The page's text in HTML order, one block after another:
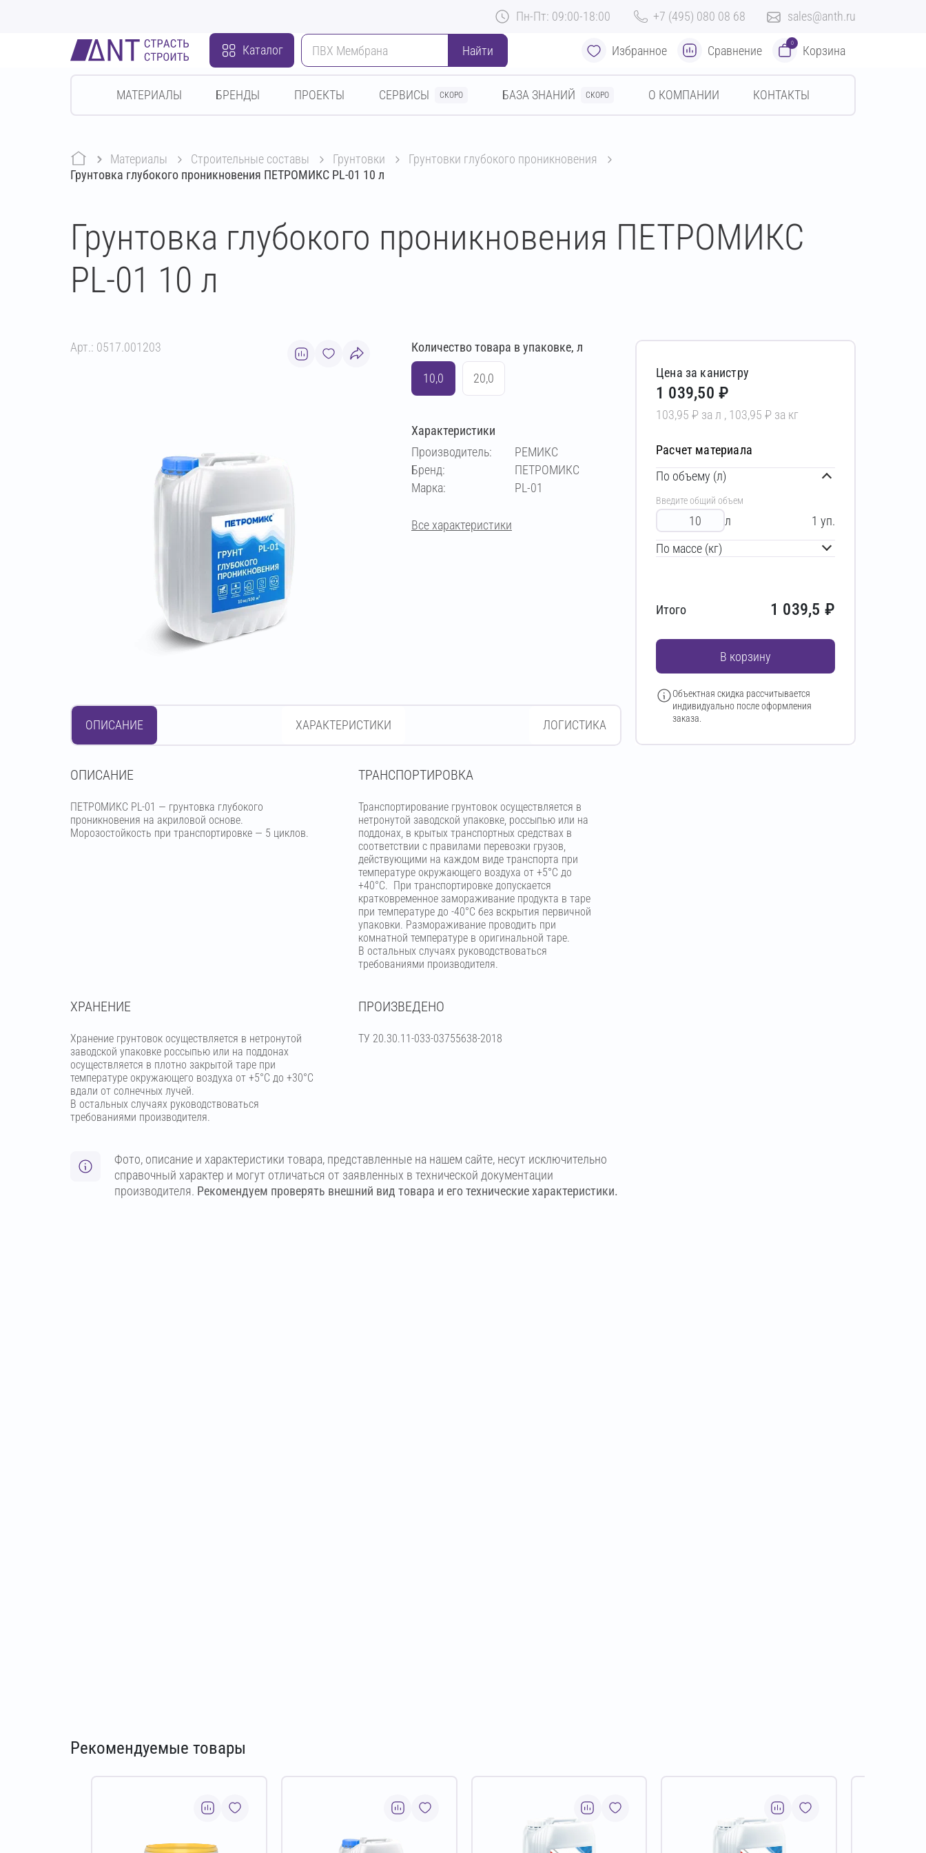
Пн-Пт: 09:00-18:00 +7 (495) 080 08 68 sales@anth.ru
Каталог Найти Избранное Сравнение
0
Корзина
МАТЕРИАЛЫ БРЕНДЫ ПРОЕКТЫ СЕРВИСЫ СКОРО БАЗА ЗНАНИЙ СКОРО О КОМПАНИИ КОНТАКТЫ
Материалы строительные составы грунтовки
грунтовки глубокого проникновения
Грунтовка глубокого проникновения ПЕТРОМИКС PL-01 10 л
Грунтовка глубокого проникновения ПЕТРОМИКС
PL-01 10 л
Арт.: 0517.001203 Количество товара в упаковке, л
10,0 20,0
Характеристики
Производитель:
РЕМИКС
Бренд:
ПЕТРОМИКС
Марка:
PL-01
Все характеристики
ОПИСАНИЕ ХАРАКТЕРИСТИКИ ЛОГИСТИКА
OПИСАНИЕ
ПЕТРОМИКС PL-01 — грунтовка глубокого
проникновения на акриловой основе.
Морозостойкость при транспортировке — 5 циклов.
ТРАНСПОРТИРОВКА
Транспортирование грунтовок осуществляется в
нетронутой заводской упаковке, россыпью или на
поддонах, в крытых транспортных средствах в
соответствии с правилами перевозки грузов,
действующими на каждом виде транспорта при
температуре окружающего воздуха от +5°С до
+40°С. При транспортировке допускается
кратковременное замораживание продукта в таре
при температуре до -40°С без вскрытия первичной
упаковки. Размораживание проводить при
комнатной температуре в оригинальной таре.
В остальных случаях руководствоваться
требованиями производителя.
ХРАНЕНИЕ
Хранение грунтовок осуществляется в нетронутой
заводской упаковке россыпью или на поддонах
осуществляется в плотно закрытой таре при
температуре окружающего воздуха от +5°С до +30°С
вдали от солнечных лучей.
В остальных случаях руководствоваться
требованиями производителя.
ПРОИЗВЕДЕНО
ТУ 20.30.11-033-03755638-2018
Фото, описание и характеристики товара, представленные на нашем сайте, несут исключительно
справочный характер и могут отличаться от заявленных в технической документации
производителя. Рекомендуем проверять внешний вид товара и его технические характеристики.
Цена за канистру
1 039,50 ₽
103,95 ₽ за л , 103,95 ₽ за кг
Расчет материала
По объему (л)
Введите общий объем
л 1 уп.
По массе (кг)
Итого 1 039,5 ₽
В корзину
Объектная скидка рассчитывается
индивидуально после оформления
заказа.
Рекомендуемые товары